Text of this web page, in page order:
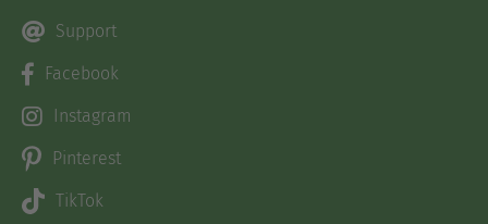
Support
Facebook
Instagram
Pinterest
TikTok